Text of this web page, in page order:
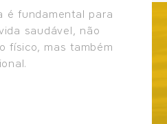
é fundamental para
saudável, não
físico, mas também